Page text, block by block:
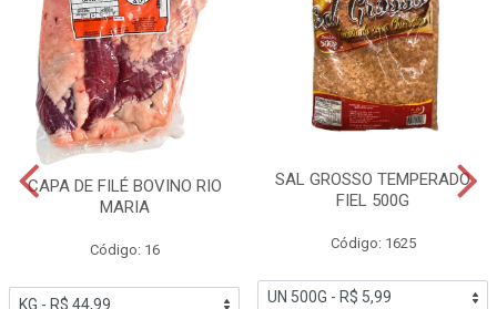
CAPA DE FILÉ BOVINO RIO
MARIA
Código: 16
SAL GROSSO TEMPERADO
FIEL 500G
Código: 1625